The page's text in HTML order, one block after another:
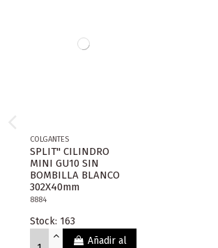
COLGANTES
SPLIT" CILINDRO
MINI GU10 SIN
BOMBILLA BLANCO
302X40mm
8884
Stock: 163
Añadir al